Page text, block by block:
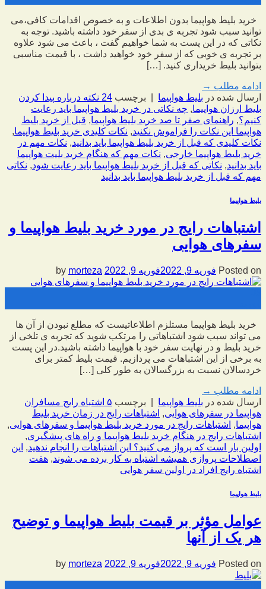
خرید بلیط هواپیما بدون اطلاعات و به خصوص اقدامات کافی،می
توانید سبب شود تجربه ی بدی از سفر خود داشته باشید. توجه به
نکاتی که در این پست به شما خواهیم گفت ، باعث می شود علاوه
بر تجربه ی خوبی که از سفر خود خواهید داشت ، با قیمت مناسبی
بتوانید بلیط خریداری کنید. […]
ادامه مطلب →
ارسال شده در بلیط هواپیما برچسب
24 نکته درباره پیدا کردن
بلیط ارزان هواپیما, چه نکاتی در خرید بلیط هواپیما باید رعایت
کنیم؟, راهنمای صفر تا صد خرید بلیط هواپیما, قبل از خرید بلیط
هواپیما این نکات را فراموش نکنید, نکات کلیدی خرید بلیط هواپیما,
نکات کلیدی که قبل از خرید بلیط هواپیما باید بدانید, نکات مهم در
خرید بلیط هواپیما خارجی, نکات مهم که هنگام خرید بلیت هواپیما
باید بدانید, نکاتی که قبل از خرید بلیط هواپیما باید رعایت شود, نکاتی
مهم که قبل از خرید بلیط هواپیما باید بدانید
بلیط هواپیما
اشتباهات رایج در مورد خرید بلیط هواپیما و
سفرهای هوایی
Posted on فوریه 9, 2022 فوریه 9, 2022 morteza
خرید بلیط هواپیما مستلزم اطلاعاتیست که مطلع نبودن از آن ها
می تواند سبب شود اشتباهاتی را مرتکب شوید که تجربه ی تلخی از
خرید بلیط و در نهایت سفر خود با هواپیما داشته باشید.در این پست
به برخی از این اشتباهات می پردازیم. قیمت بلیط کمتر برای
خردسالان نسبت به بزرگسالان به طور کلی […]
ادامه مطلب →
ارسال شده در بلیط هواپیما برچسب
۵ اشتباه رایج مسافران
هواپیما در سفرهای هوایی, اشتباهات رایج در زمان خرید بلیط
هواپیما, اشتباهات رایج در مورد خرید بلیط هواپیما و سفرهای هوایی,
اشتباهات رایج در هنگام خرید بلیط هواپیما و راه های پیشگیری,
اولین بار است که پرواز می کنید؟ این اشتباهات را انجام ندهید, این
اصطلاحات پروازی همیشه اشتباه به کار برده می شوند, هفت
اشتباه رایج افراد در اولین سفر هوایی
بلیط هواپیما
عوامل مؤثر بر قیمت بلیط هواپیما و توضیح
هر یک از آنها
Posted on فوریه 9, 2022 فوریه 9, 2022 morteza